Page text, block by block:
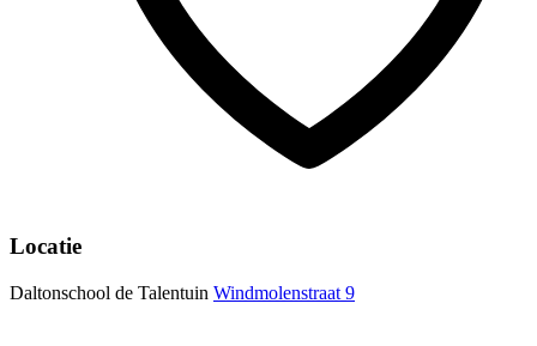
Locatie
Daltonschool de Talentuin Windmolenstraat 9